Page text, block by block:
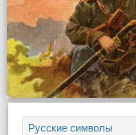
Русские символы